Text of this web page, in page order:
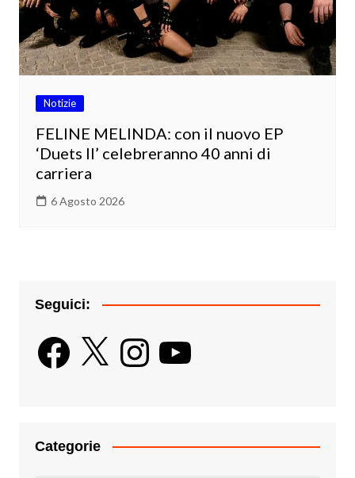
Notizie
FELINE MELINDA: con il nuovo EP
‘Duets II’ celebreranno 40 anni di
carriera
6 Agosto 2026
Seguici:
Facebook
X InstagramYouTube
Categorie